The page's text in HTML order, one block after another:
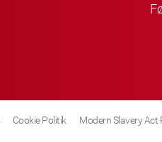
Cookie Politik Modern Slavery Act